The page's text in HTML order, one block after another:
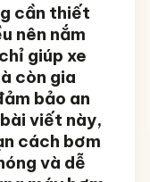
cần thiết
nên nắm
giúp xe
còn gia
bảo an
viết này,
cách bơm
và dễ